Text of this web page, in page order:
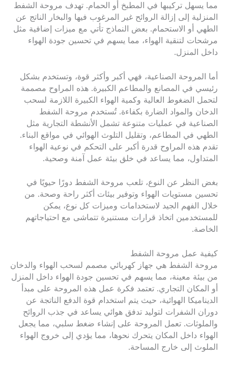
مما يسهل تركيبها في المطبخ أو الحمام. تهدف مروحة الشفط
المنزلية إلى إزالة الروائح غير المرغوب فيها والبخار الناتج عن
الطهي أو الاستحمام. بعض النماذج تأتي مع ميزات إضافية مثل
مرشحات لتنقية الهواء، مما يسهم في تحسين جودة الهواء
داخل المنزل.
أما المروحة الصناعية، فهي أكبر وأكثر قوة، وتستخدم بشكل
رئيسي في المصانع والمطاعم الكبيرة. هذه المراوح مصممة
لتحمل الضغوط العالية وكمية الهواء الكبيرة اللازمة لسحب
الدخان والمواد الضارة بكفاءة. تُستخدم مروحة الشفط
الصناعية في عمليات متنوعة تشمل الأنشطة التجارية مثل
الطهي في المطاعم، وتقليل التلوث الهوائي في مواقع البناء.
تقدم هذه المراوح قدرة أكبر على التحكم في نوعية الهواء
المتداول، مما يساعد في خلق بيئة عمل آمنة وصحية.
بغض النظر عن النوع، تلعب مروحة الشفط دورًا حيويًا في
تحسين مستويات الهواء وتوفير بيئات أكثر راحة وصحة. من
خلال الفهم الجيد لاستخدامات وميزات كل نوع، يمكن
للمستخدمين اتخاذ قرارات مستنيرة تتماشى مع احتياجاتهم
الخاصة.
كيفية عمل مروحة الشفط
مروحة الشفط هي جهاز كهربائي مصمم لسحب الهواء والدخان
من بيئة معينة، مما يسهم في تحسين جودة الهواء داخل المنزل
أو المكان التجاري. تعتمد فكرة عمل هذه المروحة على مبدأ
الديناميكا الهوائية، حيث يتم استخدام قوة الدفع الناتجة عن
دوران الشفرات لتوليد تدفق هوائي يساعد في جذب الروائح
والملوثات. تعمل المروحة على إنشاء ضغط سلبي، مما يجعل
الهواء داخل المكان يتحرك نحوها، مما يؤدي إلى خروج الهواء
الملوث إلى خارج المساحة.